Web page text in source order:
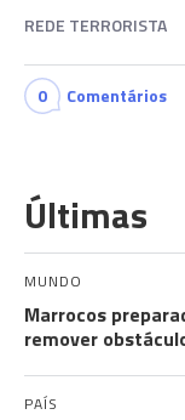
REDE TERRORISTA
0 Comentários
Últimas
MUNDO
Marrocos
remover
PAÍS